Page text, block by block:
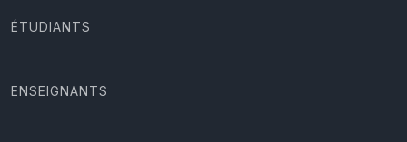
ÉTUDIANTS
ENSEIGNANTS